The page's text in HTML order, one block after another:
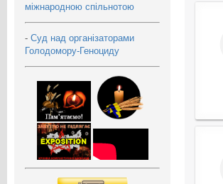
міжнародною спільнотою
- Суд над організаторами
Голодомору-Геноциду